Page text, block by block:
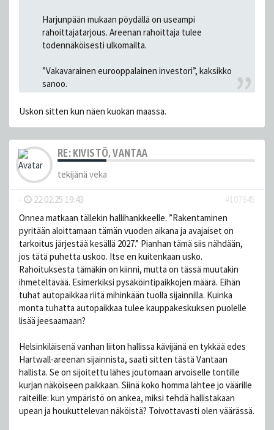
Harjunpään mukaan pöydällä on useampi
rahoittajatarjous. Areenan rahoittaja tulee
todennäköisesti ulkomailta.
”Vakavarainen eurooppalainen investori”, kaksikko
sanoo.
Uskon sitten kun näen kuokan maassa.
RE: KIVISTÖ, VANTAA
tekijänä veka
- 22.02.25 19:43
#107845
Onnea matkaan tällekin hallihankkeelle. ”Rakentaminen
pyritään aloittamaan tämän vuoden aikana ja avajaiset on
tarkoitus järjestää kesällä 2027.” Pianhan tämä siis nähdään,
jos tätä puhetta uskoo. Itse en kuitenkaan usko.
Rahoituksesta tämäkin on kiinni, mutta on tässä muutakin
ihmeteltävää. Esimerkiksi pysäköintipaikkojen määrä. Eihän
tuhat autopaikkaa riitä mihinkään tuolla sijainnilla. Kuinka
monta tuhatta autopaikkaa tulee kauppakeskuksen puolelle
lisää jeesaamaan?
Helsinkiläisenä vanhan liiton hallissa kävijänä en tykkää edes
Hartwall-areenan sijainnista, saati sitten tästä Vantaan
hallista. Se on sijoitettu lähes joutomaan arvoiselle tontille
kurjan näköiseen paikkaan. Siinä koko homma lähtee jo väärille
raiteille: kun ympäristö on ankea, miksi tehdä hallistakaan
upean ja houkuttelevan näköistä? Toivottavasti olen väärässä.